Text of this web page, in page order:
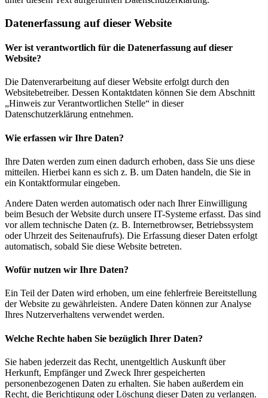
Datenerfassung auf dieser Website
Wer ist verantwortlich für die Datenerfassung auf dieser
Website?
Die Datenverarbeitung auf dieser Website erfolgt durch den
Websitebetreiber. Dessen Kontaktdaten können Sie dem Abschnitt
„Hinweis zur Verantwortlichen Stelle“ in dieser
Datenschutzerklärung entnehmen.
Wie erfassen wir Ihre Daten?
Ihre Daten werden zum einen dadurch erhoben, dass Sie uns diese
mitteilen. Hierbei kann es sich z. B. um Daten handeln, die Sie in
ein Kontaktformular eingeben.
Andere Daten werden automatisch oder nach Ihrer Einwilligung
beim Besuch der Website durch unsere IT-Systeme erfasst. Das sind
vor allem technische Daten (z. B. Internetbrowser, Betriebssystem
oder Uhrzeit des Seitenaufrufs). Die Erfassung dieser Daten erfolgt
automatisch, sobald Sie diese Website betreten.
Wofür nutzen wir Ihre Daten?
Ein Teil der Daten wird erhoben, um eine fehlerfreie Bereitstellung
der Website zu gewährleisten. Andere Daten können zur Analyse
Ihres Nutzerverhaltens verwendet werden.
Welche Rechte haben Sie bezüglich Ihrer Daten?
Sie haben jederzeit das Recht, unentgeltlich Auskunft über
Herkunft, Empfänger und Zweck Ihrer gespeicherten
personenbezogenen Daten zu erhalten. Sie haben außerdem ein
Recht, die Berichtigung oder Löschung dieser Daten zu verlangen.